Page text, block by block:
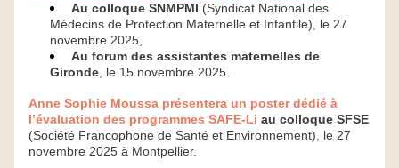
Au colloque SNMPMI (Syndicat National des
Médecins de Protection Maternelle et Infantile), le 27
novembre 2025,
Au forum des assistantes maternelles de
Gironde , le 15 novembre 2025.
Anne Sophie Moussa présentera un poster dédié à
l’évaluation des programmes SAFE-Li au colloque SFSE
(Société Francophone de Santé et Environnement), le 27
novembre 2025 à Montpellier.